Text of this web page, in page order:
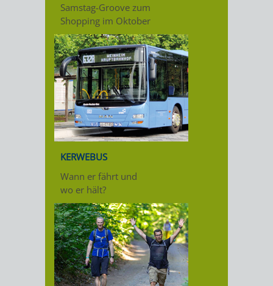
Samstag-Groove zum
Shopping im Oktober
KERWEBUS
Wann er fährt und
wo er hält?